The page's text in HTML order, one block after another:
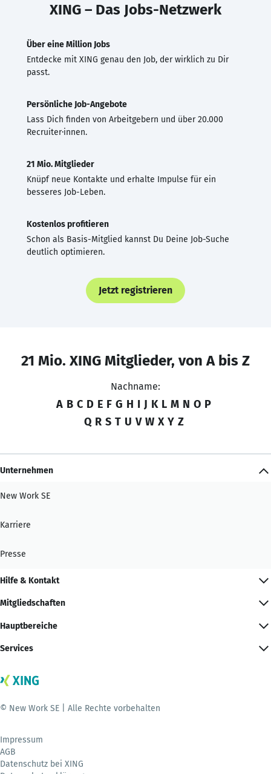
XING – Das Jobs-Netzwerk
Über eine Million Jobs
Entdecke mit XING genau den Job, der wirklich zu Dir
passt.
Persönliche Job-Angebote
Lass Dich finden von Arbeitgebern und über 20.000
Recruiter·innen.
21 Mio. Mitglieder
Knüpf neue Kontakte und erhalte Impulse für ein
besseres Job-Leben.
Kostenlos profitieren
Schon als Basis-Mitglied kannst Du Deine Job-Suche
deutlich optimieren.
Jetzt registrieren
21 Mio. XING Mitglieder, von A bis Z
Nachname:
A B C D E F G H I J K L M N O P
Q R S T U V W X Y Z
Unternehmen
New Work SE
Karriere
Presse
Hilfe & Kontakt
Mitgliedschaften
Hauptbereiche
Services
© New Work SE | Alle Rechte vorbehalten
Impressum
AGB
Datenschutz bei XING